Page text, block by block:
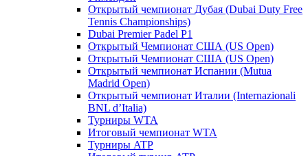
Открытый чемпионат Дубая (Dubai Duty Free
Tennis Championships)
Dubai Premier Padel P1
Открытый Чемпионат США (US Open)
Открытый Чемпионат США (US Open)
Открытый чемпионат Испании (Mutua
Madrid Open)
Открытый чемпионат Италии (Internazionali
BNL d’Italia)
Турниры WTA
Итоговый чемпионат WTA
Турниры ATP